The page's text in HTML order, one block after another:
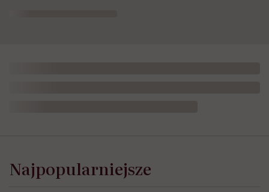
Najpopularniejsze